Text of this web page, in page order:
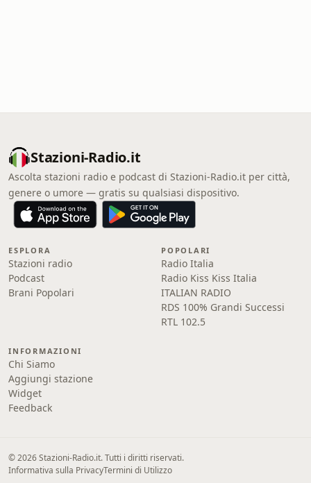
Stazioni-Radio.it
Ascolta stazioni radio e podcast di Stazioni-Radio.it per città,
genere o umore — gratis su qualsiasi dispositivo.
ESPLORA
Stazioni radio
Podcast
Brani Popolari
POPOLARI
Radio Italia
Radio Kiss Kiss Italia
ITALIAN RADIO
RDS 100% Grandi Successi
RTL 102.5
INFORMAZIONI
Chi Siamo
Aggiungi stazione
Widget
Feedback
© 2026 Stazioni-Radio.it. Tutti i diritti riservati.
Informativa sulla PrivacyTermini di Utilizzo